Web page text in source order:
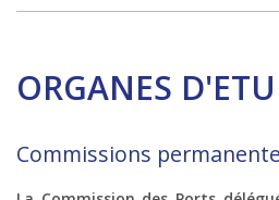
ORGANES
Commissions